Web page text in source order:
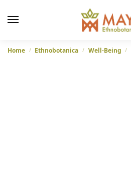
Home / Ethnobotanica / Well-Being /